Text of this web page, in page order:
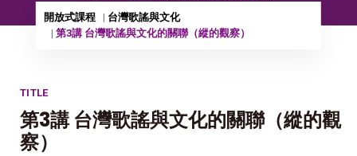
開放式課程
台灣歌謠與文化
第3講 台灣歌謠與文化的關聯（縱的觀察）
TITLE
第3講 台灣歌謠與文化的關聯（縱的觀
察）